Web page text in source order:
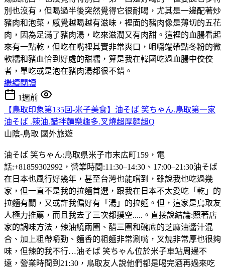
別也沒有，但喝過半後突然覺得它很耐喝，尤其是一邊配著炒
豬肉和泡菜，感覺越喝越有滋味，裡面的豬肉像是薄切的五花
肉，因為足滿了豬肉湯，吃來滋潤又有肉甜。這裡的血腸看起
來有一點乾，但吃在嘴裡其實非常爽口，咀嚼端帶點冬粉的微
軟糯和豬血恰到好處的甜糯，算是我在韓國吃過血腸中佼佼
者，單吃或是泡在豬肉湯都很不錯。
繼續閱讀
1週前
【鳥取印象第135回-米子美食】油そば 笑ちゃん.鳥取第一家
油そば .辣油.醋拌麵樂趣多.叉燒超厚麵超Q
山陰-鳥取 國外旅遊
油そば 笑ちゃん:鳥取県米子市末広町159，電
話:+81859302992，營業時間:11:30–14:30、17:00–21:30油そば
在日本也風行好幾年，甚至台灣也能嚐到，雖說我也吃過幾
家，但一直不是我的拉麵首選，跟我在日本不太愛吃「乾」的
拉麵有關，又或許我偏好有「湯」的拉麵。但，這家是鳥取友
人極力推薦，而且我去了三次都撲空.....。直接說結論:照著店
家的調味方法，辣油繞兩圈、醋三圈和碗底的芝麻油醬汁混
合、加上粗帶嚼勁、麵香的粗麵非常涮嘴，叉燒非常厚也很夠
味，但辣的我不行…油そば 笑ちゃん位於米子車站周邊不
遠，營業時間到21:30，鳥取友人說他們都是喝完酒再過來吃